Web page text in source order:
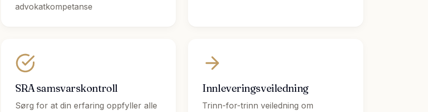
advokatkompetanse
SRA samsvarskontroll
Sørg for at din erfaring oppfyller alle
Innleveringsveiledning
Trinn-for-trinn veiledning om